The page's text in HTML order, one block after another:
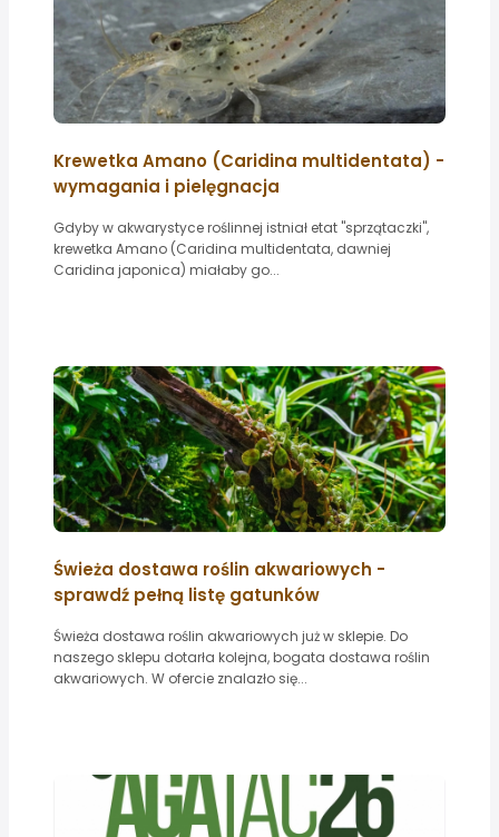
Krewetka Amano (Caridina multidentata) -
wymagania i pielęgnacja
Gdyby w akwarystyce roślinnej istniał etat "sprzątaczki",
krewetka Amano (Caridina multidentata, dawniej
Caridina japonica) miałaby go...
Świeża dostawa roślin akwariowych -
sprawdź pełną listę gatunków
Świeża dostawa roślin akwariowych już w sklepie. Do
naszego sklepu dotarła kolejna, bogata dostawa roślin
akwariowych. W ofercie znalazło się...